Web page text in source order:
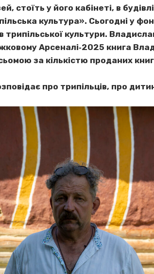
стоїть у його кабінеті, в
культура». Сьогодні у
культури.
Арсеналі‐2025 книга
за кількістю проданих
про трипільців, про